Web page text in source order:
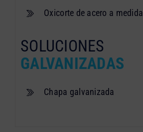
Oxicorte de acero a medida
SOLUCIONES
GALVANIZADAS
Chapa galvanizada